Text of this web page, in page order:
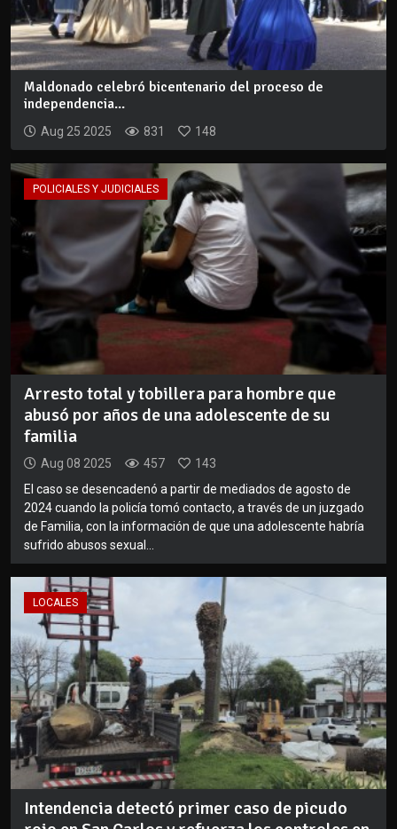
Maldonado celebró bicentenario del proceso de
independencia...
Aug 25 2025 831 148
POLICIALES Y JUDICIALES
Arresto total y tobillera para hombre que
abusó por años de una adolescente de su
familia
Aug 08 2025 457
143
El caso se desencadenó a partir de mediados de agosto de
2024 cuando la policía tomó contacto, a través de un juzgado
de Familia, con la información de que una adolescente habría
sufrido abusos sexual...
LOCALES
Intendencia detectó primer caso de picudo